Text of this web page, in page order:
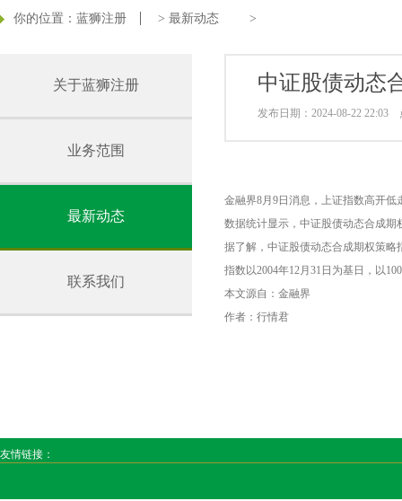
你的位置： 蓝狮注册 > 最新动态 >
关于蓝狮注册
业务范围
最新动态
联系我们
中证股债动态
发布日期：2024-08-22 22:03
金融界8月9日消息，上证指数高开低
数据统计显示，中证股债动态合成期
据了解，中证股债动态合成期权策
指数以2004年12月31日为基日，以
本文源自：金融界
作者：行情君
友情链接：